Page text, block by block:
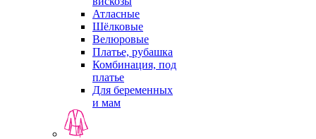
Атласные
Шёлковые
Велюровые
Платье, рубашка
Комбинация, под
платье
Для беременных
и мам